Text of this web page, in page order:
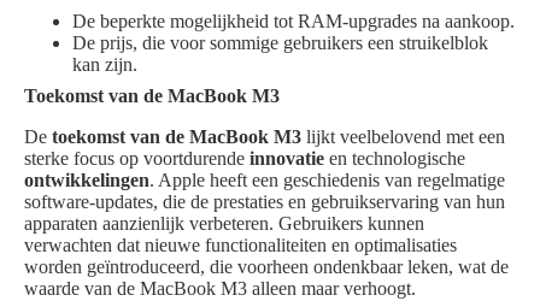
De beperkte mogelijkheid tot RAM-upgrades na aankoop.
De prijs, die voor sommige gebruikers een struikelblok
kan zijn.
Toekomst van de MacBook M3
De toekomst van de MacBook M3 lijkt veelbelovend met een
sterke focus op voortdurende innovatie en technologische
ontwikkelingen. Apple heeft een geschiedenis van regelmatige
software-updates, die de prestaties en gebruikservaring van hun
apparaten aanzienlijk verbeteren. Gebruikers kunnen
verwachten dat nieuwe functionaliteiten en optimalisaties
worden geïntroduceerd, die voorheen ondenkbaar leken, wat de
waarde van de MacBook M3 alleen maar verhoogt.